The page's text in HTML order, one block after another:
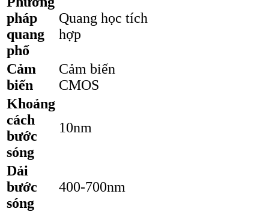
pháp
quang
phổ
Quang học tích
hợp
Cảm
biến
Cảm biến
CMOS
Khoảng
cách
bước
sóng
10nm
Dải
bước
sóng
400-700nm